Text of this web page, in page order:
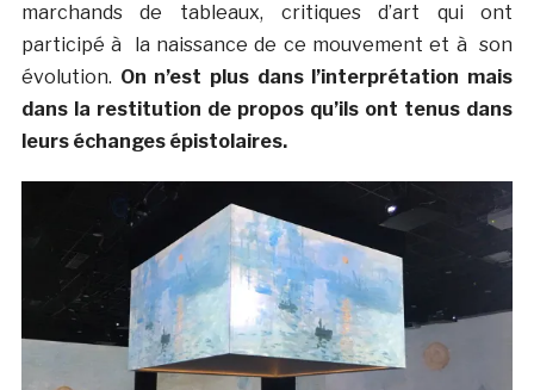
marchands de tableaux, critiques d’art qui ont
participé à la naissance de ce mouvement et à son
évolution. On n’est plus dans l’interprétation mais
dans la restitution de propos qu’ils ont tenus dans
leurs échanges épistolaires.